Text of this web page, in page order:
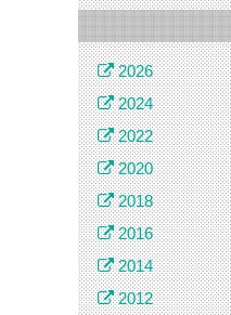
2026
2024
2022
2020
2018
2016
2014
2012